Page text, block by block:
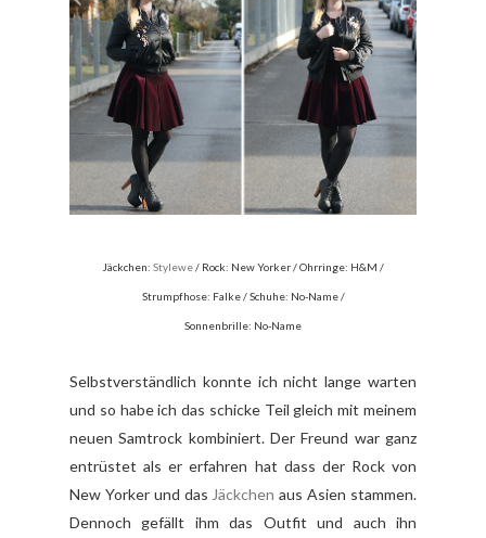
Jäckchen: Stylewe/ Rock: New Yorker / Ohrringe: H&M /
Strumpfhose: Falke / Schuhe: No-Name /
Sonnenbrille: No-Name
Selbstverständlich konnte ich nicht lange warten
und so habe ich das schicke Teil gleich mit meinem
neuen Samtrock kombiniert. Der Freund war ganz
entrüstet als er erfahren hat dass der Rock von
New Yorker und das Jäckchen aus Asien stammen.
Dennoch gefällt ihm das Outfit und auch ihn